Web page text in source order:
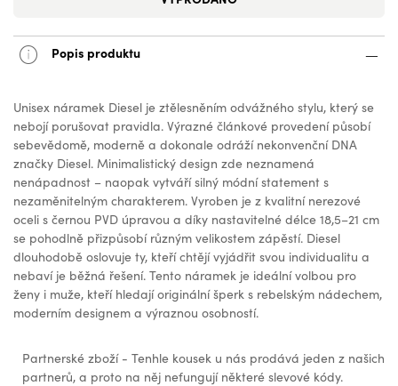
Popis produktu
Unisex náramek Diesel je ztělesněním odvážného stylu, který se
nebojí porušovat pravidla. Výrazné článkové provedení působí
sebevědomě, moderně a dokonale odráží nekonvenční DNA
značky Diesel. Minimalistický design zde neznamená
nenápadnost – naopak vytváří silný módní statement s
nezaměnitelným charakterem. Vyroben je z kvalitní nerezové
oceli s černou PVD úpravou a díky nastavitelné délce 18,5–21 cm
se pohodlně přizpůsobí různým velikostem zápěstí. Diesel
dlouhodobě oslovuje ty, kteří chtějí vyjádřit svou individualitu a
nebaví je běžná řešení. Tento náramek je ideální volbou pro
ženy i muže, kteří hledají originální šperk s rebelským nádechem,
moderním designem a výraznou osobností.
Partnerské zboží - Tenhle kousek u nás prodává jeden z našich
partnerů, a proto na něj nefungují některé slevové kódy.